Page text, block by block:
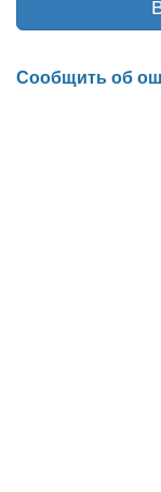
Сообщить об